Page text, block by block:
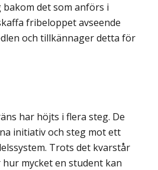
bakom det som anförs i
fribeloppet avseende
och tillkännager detta för
har höjts i flera steg. De
initiativ och steg mot ett
Trots det kvarstår
mycket en student kan